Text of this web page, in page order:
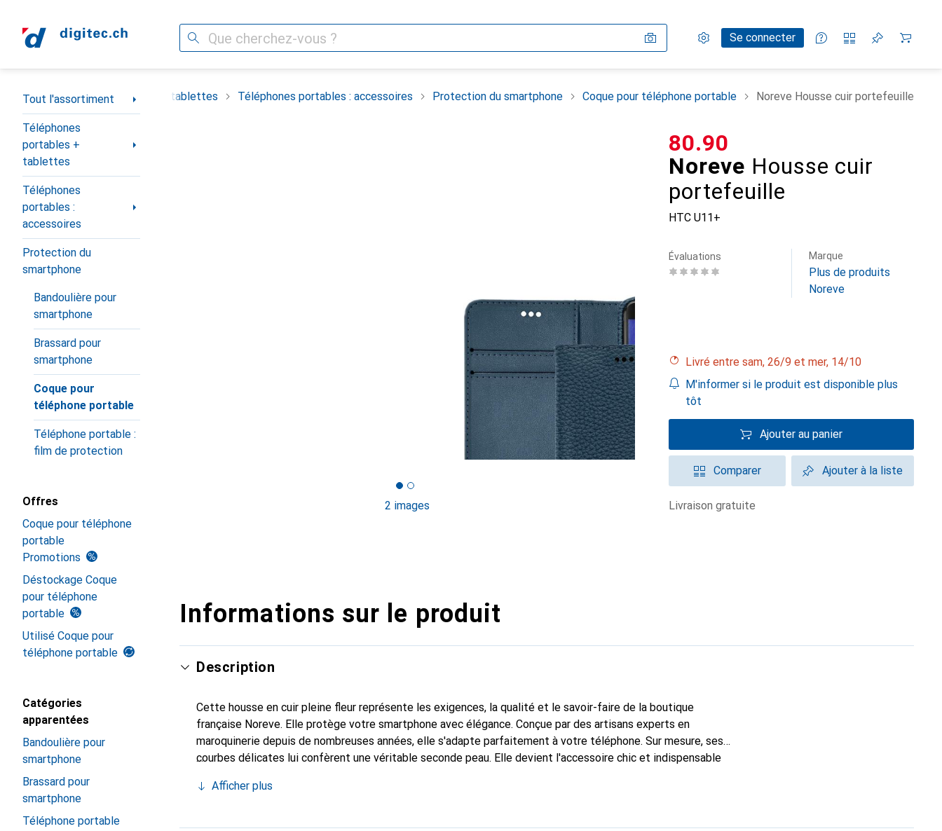
Recherche Paramètres
Compte clientSe connecter
Listes de comparaison
Listes d'envies
Panier
Navigation par catégorie
Tout l'assortiment
Téléphones
portables +
tablettes
Téléphones
portables :
accessoires
Protection du
smartphone
Bandoulière pour
smartphone
Brassard pour
smartphone
Coque pour
téléphone portable
Téléphone portable :
film de protection
Offres
Coque pour téléphone
portable
Promotions
Déstockage Coque
pour téléphone
portable
Utilisé Coque pour
téléphone portable
Catégories
apparentées
Bandoulière pour
smartphone
Brassard pour
smartphone
Téléphone portable
Téléphones portables + tablettes Téléphones portables : accessoires Protection du smartphone Coque pour téléphone portable Noreve Housse cuir portefeuille
2 images
Noreve Housse cuir
portefeuille
HTC U11+
CHF
80.90
Évaluations Marque
Plus de produits
Noreve
Livré entre sam, 26/9 et mer, 14/10
M'informer si le produit est disponible plus
tôt
Ajouter au panier
Comparer Ajouter à la liste
livraison gratuite
Informations sur le produit
Description
Cette housse en cuir pleine fleur représente les exigences, la qualité et le savoir-faire de la boutique
française Noreve. Elle protège votre smartphone avec élégance. Conçue par des artisans experts en
maroquinerie depuis de nombreuses années, elle s'adapte parfaitement à votre téléphone. Sur mesure, ses
courbes délicates lui confèrent une véritable seconde peau. Elle devient l'accessoire chic et indispensable
est un choix sûr pour une clientèle exigeante.
Afficher plus